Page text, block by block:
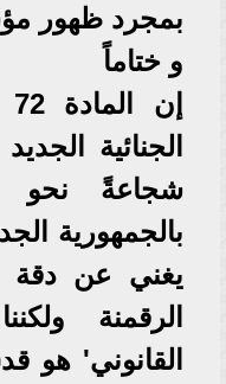
بمجرد ظهور
و ختاماً
الجنائية
شجاعةً نحو
بالجمهورية
يغني عن دقة
الرقمنة
القانوني' هو